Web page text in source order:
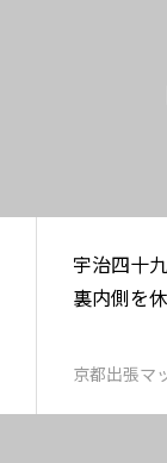
宇治四十
裏内側を
京都出張マ